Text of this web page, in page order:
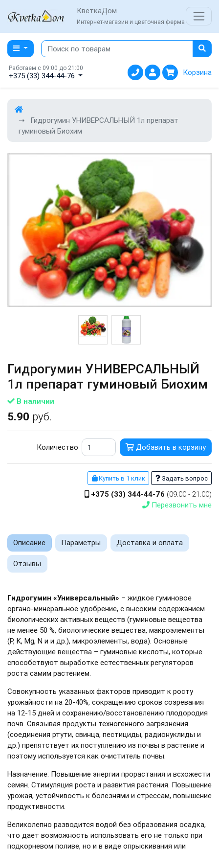
КветкаДом
Интернет-магазин и цветочная ферма
Работаем с 09:00 до 21:00
+375 (33) 344-44-76 Корзина
Гидрогумин УНИВЕРСАЛЬНЫЙ 1л препарат
гуминовый Биохим
Гидрогумин УНИВЕРСАЛЬНЫЙ
1л препарат гуминовый Биохим
В наличии
5.90 руб.
Количество Добавить в корзину
Купить в 1 клик Задать вопрос
+375 (33) 344-44-76 (09:00 - 21:00)
Перезвонить мне
Описание Параметры Доставка и оплата
Отзывы
Гидрогумин «Универсальный» – жидкое гуминовое
органо-минеральное удобрение, с высоким содержанием
биологических активных веществ (гуминовые вещества
не менее 50 %, биологические вещества, макроэлементы
(P, K, Mg, N и и др.), микроэлементы, вода). Основные
действующие вещества – гуминовые кислоты, которые
способствуют выработке естественных регуляторов
роста самим растением.
Совокупность указанных факторов приводит к росту
урожайности на 20-40%, сокращению сроков созревания
на 12-15 дней и сохранению/восстановлению плодородия
почв. Связывая продукты техногенного загрязнения
(соединения ртути, свинца, пестициды, радионуклиды и
др.) препятствует их поступлению из почвы в растение и
поэтому используется как очиститель почвы.
Назначение: Повышение энергии прорастания и всхожести
семян. Стимуляция роста и развития растения. Повышение
урожая, устойчивость к болезнями и стрессам, повышение
продуктивности.
Великолепно разводится водой без образования осадка,
что дает возможность использовать его не только при
подкорневом поливе, но и в виде опрыскивания или